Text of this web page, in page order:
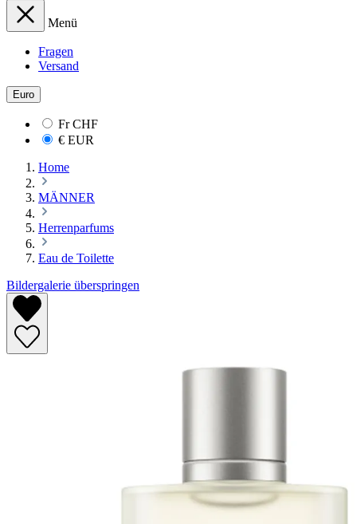
Menü
Fragen
Versand
Euro
FrCHF
€ EUR
Home
MÄNNER
Herrenparfums
Eau de Toilette
Bildergalerie überspringen